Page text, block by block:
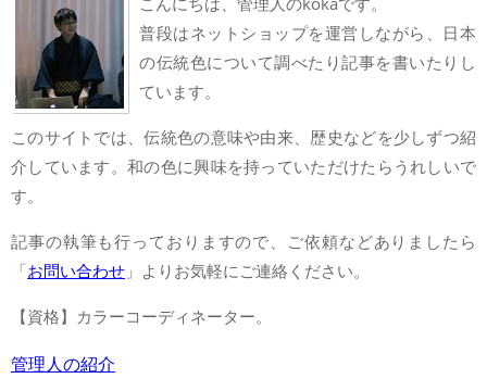
普段はネットショップを運営しながら、日本
の伝統色について調べたり記事を書いたりし
ています。
このサイトでは、伝統色の意味や由来、歴史などを少しずつ紹
介しています。和の色に興味を持っていただけたらうれしいで
す。
記事の執筆も行っておりますので、ご依頼などありましたら
「お問い合わせ 」よりお気軽にご連絡ください。
【資格】カラーコーディネーター。
管理人の紹介